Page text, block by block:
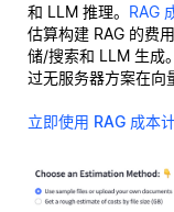
和 LLM 推理。 RAG
估算构建 RAG 的费
储/搜索和 LLM 生成
过无服务器方案在向
立即使用 RAG 成本